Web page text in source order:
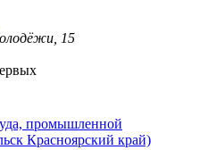
15
промышленной
Красноярский край)